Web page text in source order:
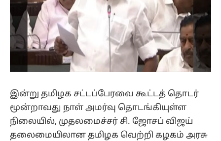
இன்று தமிழக சட்டப்பேரவை கூட்டத் தொடர்
மூன்றாவது நாள் அமர்வு தொடங்கியுள்ள
நிலையில், முதலமைச்சர் சி. ஜோசப் விஜய்
தலைமையிலான தமிழக வெற்றி கழகம் அரசு